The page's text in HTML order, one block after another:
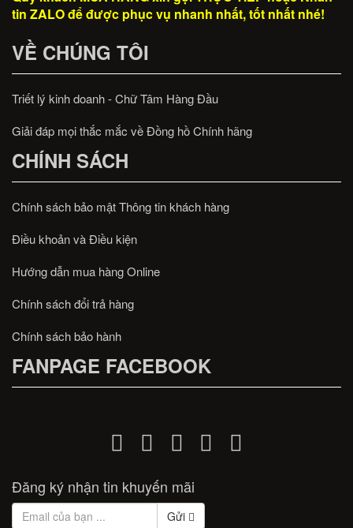
tin ZALO để được phục vụ nhanh nhất, tốt nhất nhé!
VỀ CHÚNG TÔI
Triết lý kinh doanh - Chữ Tâm Hàng Đầu
Giải đáp mọi thắc mắc về Đồng hồ Chính hãng
CHÍNH SÁCH
Chính sách bảo mật Thông tin khách hàng
Điều khoản và Điều kiện
Hướng dẫn mua hàng Online
Chính sách đổi trả hàng
Chính sách bảo hành
FANPAGE FACEBOOK
Đăng ký nhận tin khuyến mãi
Gửi